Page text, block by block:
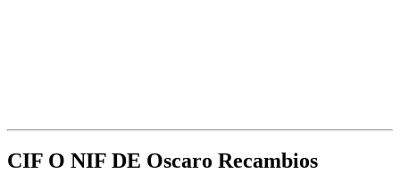
CIF O NIF DE Oscaro Recambios